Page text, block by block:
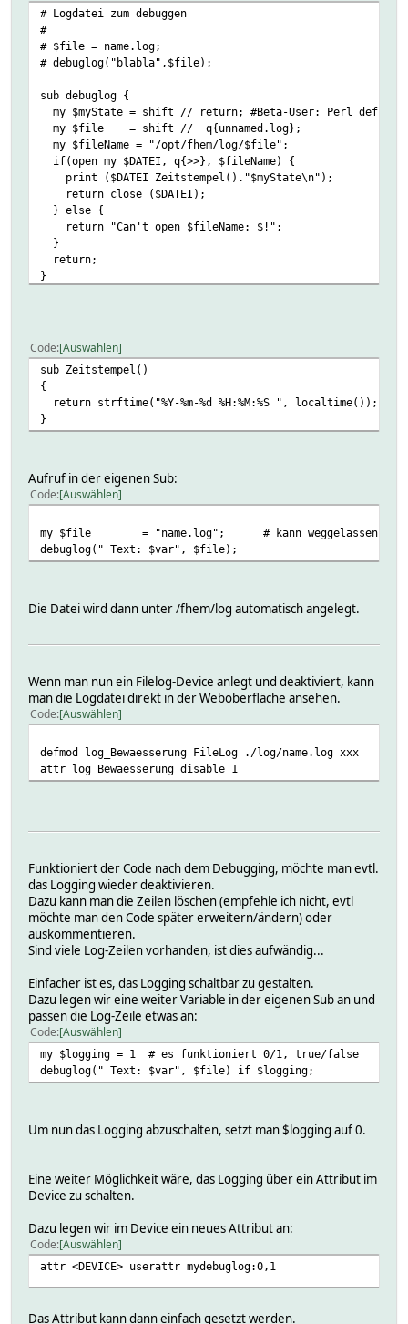
# Logdatei zum debuggen
#
# $file = name.log;
# debuglog("blabla",$file);
sub debuglog {
my $myState = shift // return; #Beta-User: Perl
my $file = shift // q{unnamed.log};
my $fileName = "/opt/fhem/log/$file";
if(open my $DATEI, q{>>}, $fileName) {
print ($DATEI Zeitstempel()."$myState\n");
return close ($DATEI);
} else {
return "Can't open $fileName: $!";
}
return;
}
Code Auswählen
sub Zeitstempel()
{
return strftime("%Y-%m-%d %H:%M:%S ", localtime());
}
Aufruf in der eigenen Sub:
Code Auswählen
my $file
= "name.log"; # kann weggelassen
debuglog(" Text: $var", $file);
Die Datei wird dann unter /fhem/log automatisch angelegt.
Wenn man nun ein Filelog-Device anlegt und deaktiviert, kann
man die Logdatei direkt in der Weboberfläche ansehen.
Code Auswählen
defmod log_Bewaesserung FileLog ./log/name.log xxx
attr log_Bewaesserung disable 1
Funktioniert der Code nach dem Debugging, möchte man evtl.
das Logging wieder deaktivieren.
Dazu kann man die Zeilen löschen (empfehle ich nicht, evtl
möchte man den Code später erweitern/ändern) oder
auskommentieren.
Sind viele Log-Zeilen vorhanden, ist dies aufwändig...
Einfacher ist es, das Logging schaltbar zu gestalten.
Dazu legen wir eine weiter Variable in der eigenen Sub an und
passen die Log-Zeile etwas an:
Code Auswählen
my $logging = 1 # es funktioniert 0/1, true/false
debuglog(" Text: $var", $file) if $logging;
Um nun das Logging abzuschalten, setzt man $logging auf 0.
Eine weiter Möglichkeit wäre, das Logging über ein Attribut im
Device zu schalten.
Dazu legen wir im Device ein neues Attribut an:
Code Auswählen
attr <DEVICE> userattr mydebuglog:0,1
Das Attribut kann dann einfach gesetzt werden.